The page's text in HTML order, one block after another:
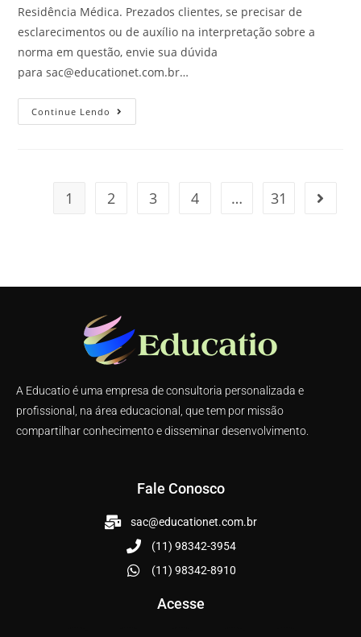
Residência Médica. Prezados clientes, se precisar de
esclarecimentos ou de auxílio na interpretação sobre a
norma em questão, envie sua dúvida
parasac@educationet.com.br…
Continue Lendo
1 2 3 4 … 31
A Educatio é uma empresa de consultoria personalizada e
profissional, na área educacional, que tem por missão
compartilhar conhecimento e disseminar desenvolvimento.
Fale Conosco
sac@educationet.com.br
(11) 98342-3954
(11) 98342-8910
Acesse